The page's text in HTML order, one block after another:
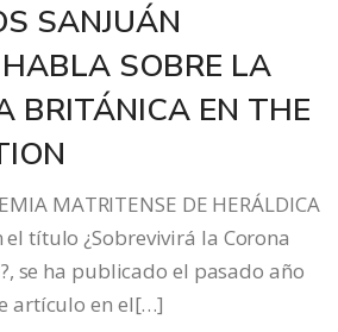
SANJUÁN
SOBRE LA
BRITÁNICA EN THE
MATRITENSE DE HERÁLDICA
el título ¿Sobrevivirá la Corona
se ha publicado el pasado año
artículo en el[…]